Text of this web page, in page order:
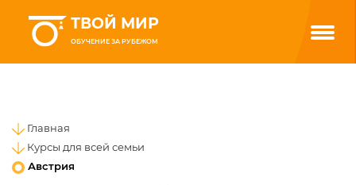
ТВОЙ МИР
ОБУЧЕНИЕ ЗА РУБЕЖОМ
Главная
Курсы для всей семьи
Австрия